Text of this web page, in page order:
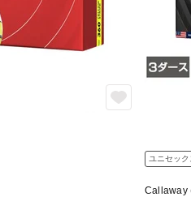
ユニセック
Callaway